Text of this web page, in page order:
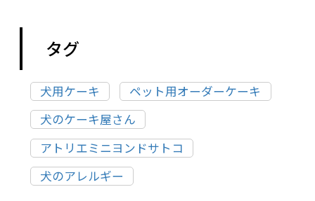
タグ
犬用ケーキ
ペット用オーダーケーキ
犬のケーキ屋さん
アトリエミニヨンドサトコ
犬のアレルギー